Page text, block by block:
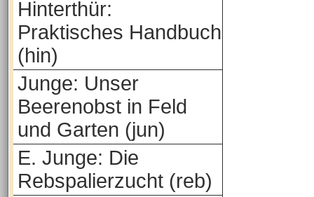
Hinterthür:
Praktisches Handbuch
(hin)
Junge: Unser
Beerenobst in Feld
und Garten (jun)
E. Junge: Die
Rebspalierzucht (reb)